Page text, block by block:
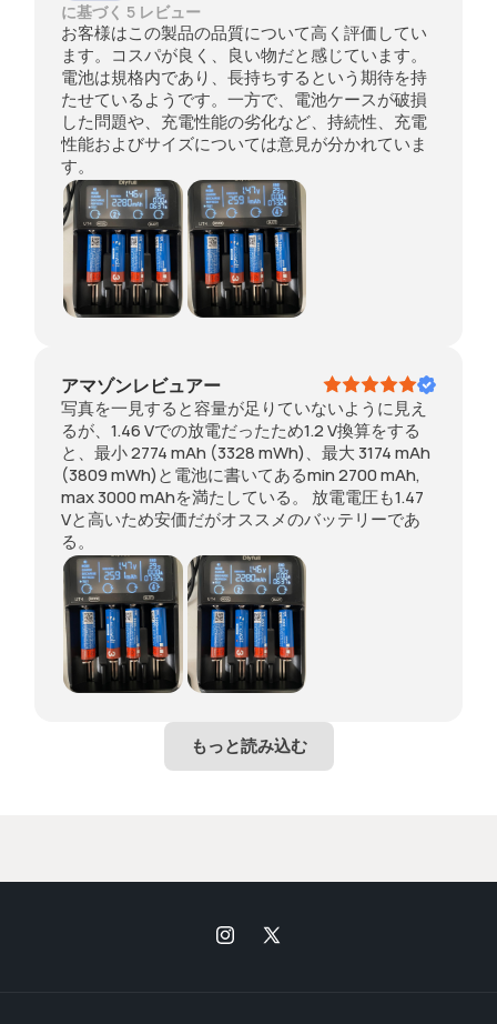
に基づく 5 レビュー
お客様はこの製品の品質について高く評価してい
ます。コスパが良く、良い物だと感じています。
電池は規格内であり、長持ちするという期待を持
たせているようです。一方で、電池ケースが破損
した問題や、充電性能の劣化など、持続性、充電
性能およびサイズについては意見が分かれていま
す。
アマゾンレビュアー
写真を一見すると容量が足りていないように見え
るが、1.46 Vでの放電だったため1.2 V換算をする
と、最小 2774 mAh (3328 mWh)、最大 3174 mAh
(3809 mWh)と電池に書いてあるmin 2700 mAh,
max 3000 mAhを満たしている。 放電電圧も1.47
Vと高いため安価だがオススメのバッテリーであ
る。
Instagram
X